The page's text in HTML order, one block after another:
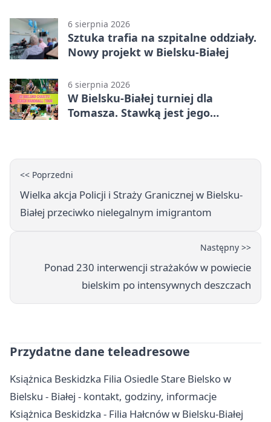
6 sierpnia 2026
Sztuka trafia na szpitalne oddziały.
Nowy projekt w Bielsku-Białej
6 sierpnia 2026
W Bielsku-Białej turniej dla
Tomasza. Stawką jest jego
<< Poprzedni
Wielka akcja Policji i Straży Granicznej w Bielsku-
Białej przeciwko nielegalnym imigrantom
Następny >>
Ponad 230 interwencji strażaków w powiecie
bielskim po intensywnych deszczach
Przydatne dane teleadresowe
Książnica Beskidzka Filia Osiedle Stare Bielsko w
Bielsku - Białej - kontakt, godziny, informacje
Książnica Beskidzka - Filia Hałcnów w Bielsku-Białej